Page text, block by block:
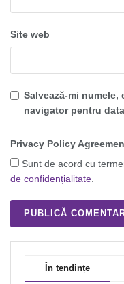
Site web
Salvează-mi
navigator pentru
Privacy Policy
Sunt de acord cu
de confidențialitate.
În tendințe